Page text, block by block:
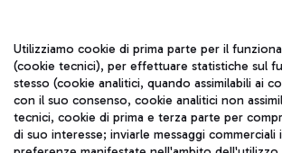
Seguici sui social
TRAVEL JOURNAL
Utilizziamo cookie di prima parte per il
(cookie tecnici), per effettuare statistiche sul
stesso (cookie analitici, quando assimilabili ai
con il suo consenso, cookie analitici non
tecnici, cookie di prima e terza parte per
di suo interesse; inviarle messaggi commerciali